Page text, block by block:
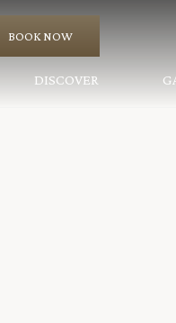
BOOK NOW
DISCOVER